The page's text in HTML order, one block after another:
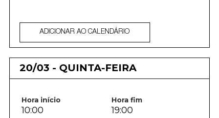
ADICIONAR AO CALENDÁRIO
20/03 - QUINTA-FEIRA
Hora início Hora fim
10:00 19:00